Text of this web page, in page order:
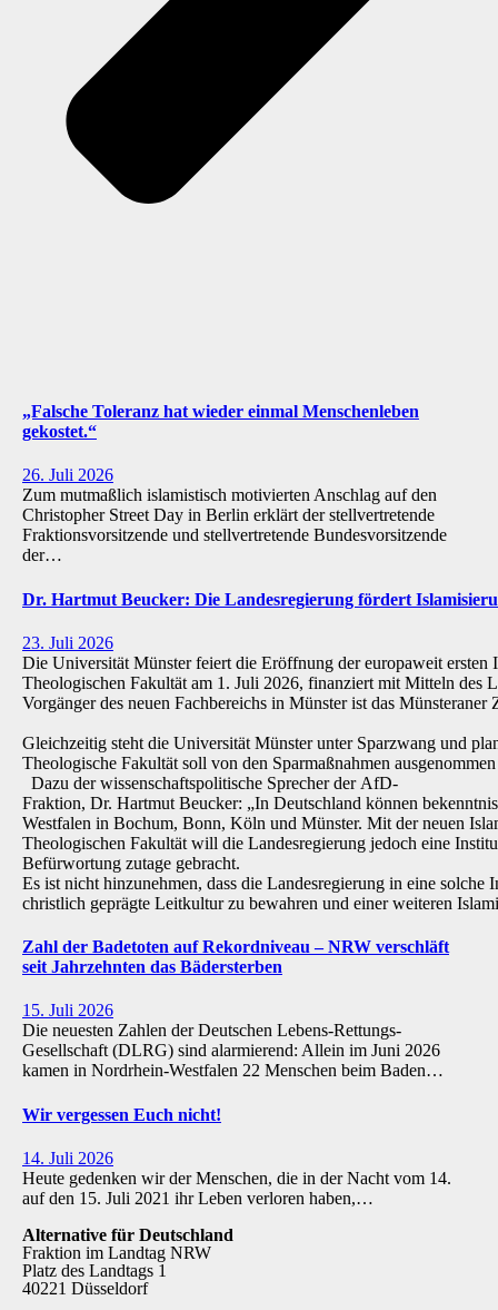
„Falsche Toleranz hat wieder einmal Menschenleben
gekostet.“
26. Juli 2026
Zum mutmaßlich islamistisch motivierten Anschlag auf den
Christopher Street Day in Berlin erklärt der stellvertretende
Fraktionsvorsitzende und stellvertretende Bundesvorsitzende
der…
Dr. Hartmut Beucker: Die Landesregierung fördert
23. Juli 2026
Die Universität Münster feiert die Eröffnung der europaweit ersten
Theologischen Fakultät am 1. Juli 2026, finanziert mit Mitteln des
Vorgänger des neuen Fachbereichs in Münster ist das
Gleichzeitig steht die Universität Münster unter Sparzwang und
Theologische Fakultät soll von den Sparmaßnahmen
Dazu der wissenschaftspolitische Sprecher der AfD-
Fraktion, Dr. Hartmut Beucker: „In Deutschland können
Westfalen in Bochum, Bonn, Köln und Münster. Mit der neuen
Theologischen Fakultät will die Landesregierung jedoch eine
Befürwortung zutage gebracht.
Es ist nicht hinzunehmen, dass die Landesregierung in eine
christlich geprägte Leitkultur zu bewahren und einer weiteren
Zahl der Badetoten auf Rekordniveau – NRW verschläft
seit Jahrzehnten das Bädersterben
15. Juli 2026
Die neuesten Zahlen der Deutschen Lebens-Rettungs-
Gesellschaft (DLRG) sind alarmierend: Allein im Juni 2026
kamen in Nordrhein-Westfalen 22 Menschen beim Baden…
Wir vergessen Euch nicht!
14. Juli 2026
Heute gedenken wir der Menschen, die in der Nacht vom 14.
auf den 15. Juli 2021 ihr Leben verloren haben,…
Alternative für Deutschland
Fraktion im Landtag NRW
Platz des Landtags 1
40221 Düsseldorf